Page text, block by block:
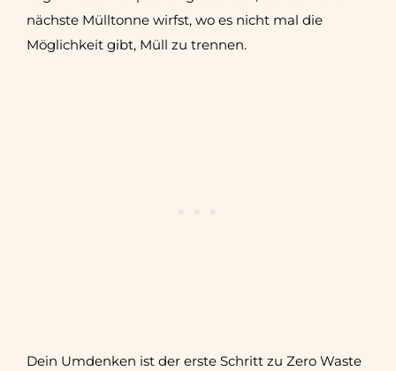
nächste Mülltonne wirfst, wo es nicht mal die
Möglichkeit gibt, Müll zu trennen.
Dein Umdenken ist der erste Schritt zu Zero Waste